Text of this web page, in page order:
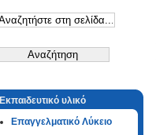
Εκπαιδευτικό υλικό
Επαγγελματικό Λύκειο